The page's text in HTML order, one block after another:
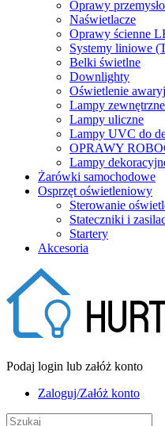
Oprawy
Naświetlacze
Oprawy ścienne
Systemy liniowe
Belki świetlne
Downlighty
Oświetlenie
Lampy zewnętrzne
Lampy uliczne
Lampy UVC do
OPRAWY
Lampy
Żarówki samochodowe
Osprzęt oświetleniowy
Sterowanie
Stateczniki i
Startery
Akcesoria
Podaj login lub załóż konto
Zaloguj/Załóż konto